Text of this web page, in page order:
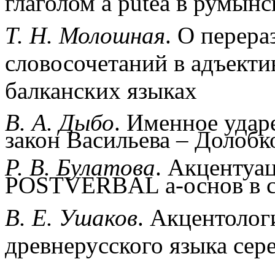
Т. Н. Молошная. О
словосочетаний в
балканских языках
В. А. Дыбо. Именное
закон Васильева –
Р. В. Булатова.
POSTVERBAL a-основ в
В. Е. Ушаков.
древнерусского языка